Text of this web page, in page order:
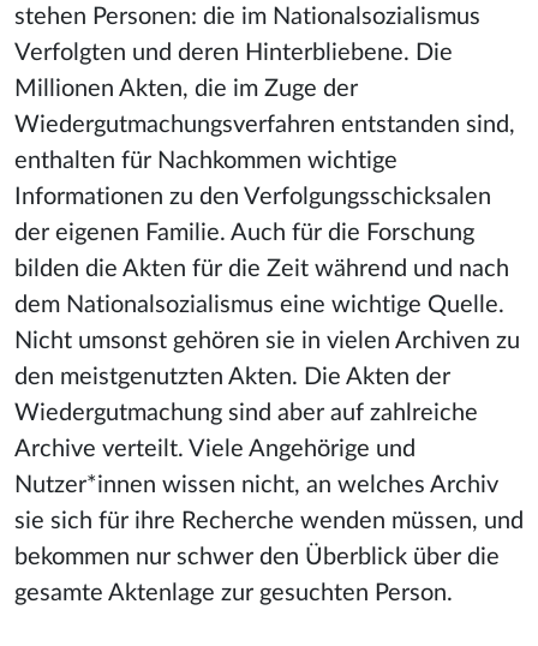
stehen Personen: die im Nationalsozialismus
Verfolgten und deren Hinterbliebene. Die
Millionen Akten, die im Zuge der
Wiedergutmachungsverfahren entstanden sind,
enthalten für Nachkommen wichtige
Informationen zu den Verfolgungsschicksalen
der eigenen Familie. Auch für die Forschung
bilden die Akten für die Zeit während und nach
dem Nationalsozialismus eine wichtige Quelle.
Nicht umsonst gehören sie in vielen Archiven zu
den meistgenutzten Akten. Die Akten der
Wiedergutmachung sind aber auf zahlreiche
Archive verteilt. Viele Angehörige und
Nutzer*innen wissen nicht, an welches Archiv
sie sich für ihre Recherche wenden müssen, und
bekommen nur schwer den Überblick über die
gesamte Aktenlage zur gesuchten Person.